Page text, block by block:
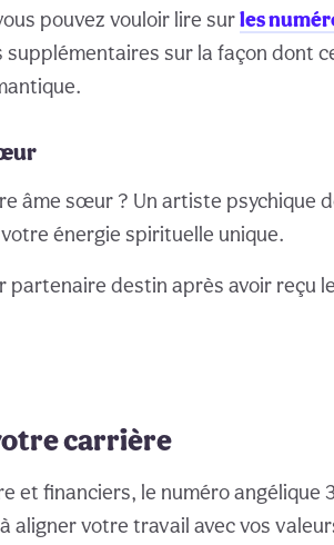
pouvez vouloir lire surles
supplémentaires sur la façon dont
âme sœur ? Un artiste psychique
énergie spirituelle unique.
partenaire destin après avoir reçu
carrière
et financiers, le numéro angélique
aligner votre travail avec vos